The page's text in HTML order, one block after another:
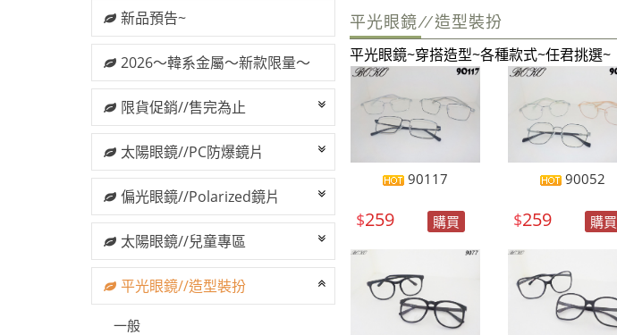
新品預告~
2026～韓系金屬～新款限量～
限貨促銷//售完為止
太陽眼鏡//PC防爆鏡片
偏光眼鏡//Polarized鏡片
太陽眼鏡//兒童專區
平光眼鏡//造型裝扮
一般
平光眼鏡//造型裝扮
平光眼鏡~穿搭造型~各種款式~任君挑選~
90117
$259 購買
90052
$259 購買